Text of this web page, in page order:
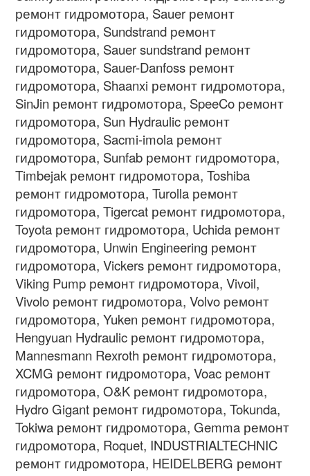
ремонт гидромотора, Sauer ремонт
гидромотора, Sundstrand ремонт
гидромотора, Sauer sundstrand ремонт
гидромотора, Sauer-Danfoss ремонт
гидромотора, Shaanxi ремонт гидромотора,
SinJin ремонт гидромотора, SpeeCo ремонт
гидромотора, Sun Hydraulic ремонт
гидромотора, Sacmi-imola ремонт
гидромотора, Sunfab ремонт гидромотора,
Timbejak ремонт гидромотора, Toshiba
ремонт гидромотора, Turolla ремонт
гидромотора, Tigercat ремонт гидромотора,
Toyota ремонт гидромотора, Uchida ремонт
гидромотора, Unwin Engineering ремонт
гидромотора, Vickers ремонт гидромотора,
Viking Pump ремонт гидромотора, Vivoil,
Vivolo ремонт гидромотора, Volvo ремонт
гидромотора, Yuken ремонт гидромотора,
Hengyuan Hydraulic ремонт гидромотора,
Mannesmann Rexroth ремонт гидромотора,
XCMG ремонт гидромотора, Voac ремонт
гидромотора, O&K ремонт гидромотора,
Hydro Gigant ремонт гидромотора, Tokunda,
Tokiwa ремонт гидромотора, Gemma ремонт
гидромотора, Roquet, INDUSTRIALTECHNIC
ремонт гидромотора, HEIDELBERG ремонт